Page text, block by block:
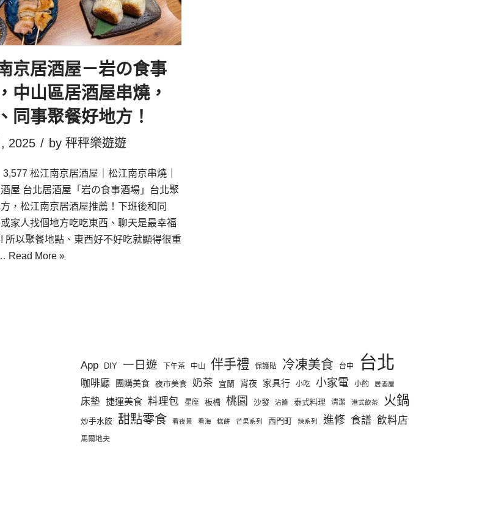
京居酒屋－岩の食事
中山區居酒屋串燒，
同事聚餐好地方！
2025 by 秤秤樂遊遊
松江南京居酒屋｜松江南京串燒｜
屋 台北居酒屋「岩の食事酒場」台北聚
，松江南京居酒屋推薦！下班後和同
家人找個地方吃吃東西、聊天是最幸福
所以聚餐地點、東西好不好吃就顯得很重
Read More »
App DIY 一日遊 下午茶 中山 伴手禮 保護貼 冷凍美食 台中 台北
咖啡廳 團購美食 夜市美食 奶茶 宜蘭 宵夜 家具行 小吃 小家電 小酌 居酒屋
床墊 捷運美食 料理包 星座 板橋 桃園 沙發 沾醬 泰式料理 清潔 港式飲茶 火鍋
炒手水餃 甜點零食 看夜景 看海 糕餅 芒果系列 西門町 辣系列 進修 食譜 飲料店
馬爾地夫